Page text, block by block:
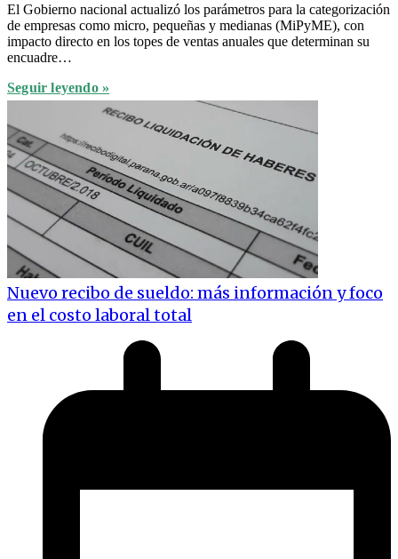
El Gobierno nacional actualizó los parámetros para la categorización
de empresas como micro, pequeñas y medianas (MiPyME), con
impacto directo en los topes de ventas anuales que determinan su
encuadre…
Seguir leyendo »
Nuevo recibo de sueldo: más información y foco
en el costo laboral total